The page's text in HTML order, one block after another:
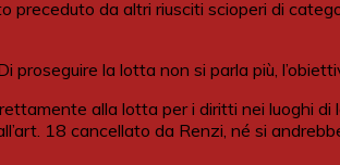
da altri riusciti scioperi di
proseguire la lotta non si parla più,
alla lotta per i diritti nei luoghi di
18 cancellato da Renzi, né si